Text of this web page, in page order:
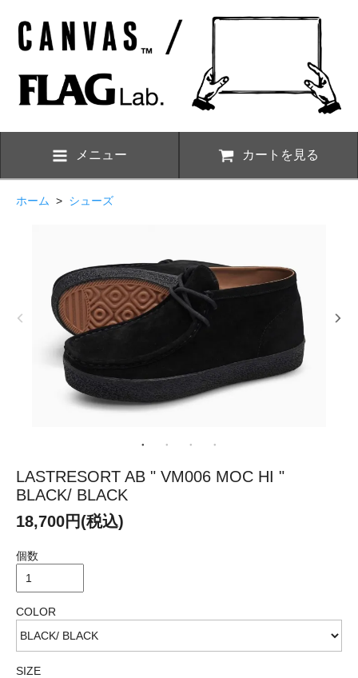
メニュー カートを見る
ホーム > シューズ
LASTRESORT AB " VM006 MOC HI "
BLACK/ BLACK
18,700円(税込)
個数
COLOR
SIZE